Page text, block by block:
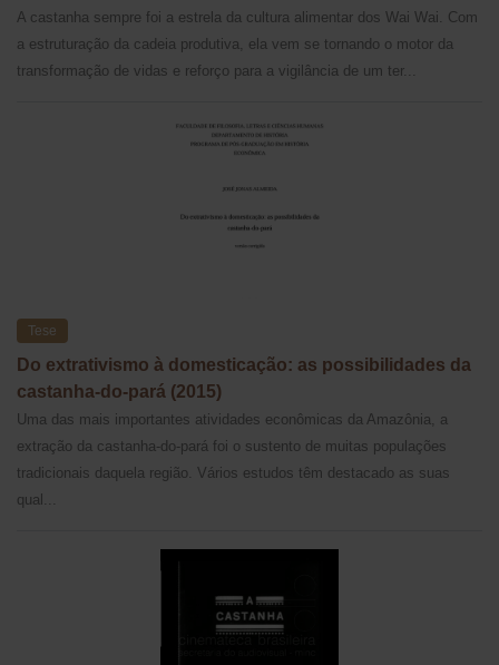
A castanha sempre foi a estrela da cultura alimentar dos Wai Wai. Com
a estruturação da cadeia produtiva, ela vem se tornando o motor da
transformação de vidas e reforço para a vigilância de um ter...
Tese
Do extrativismo à domesticação: as possibilidades da
castanha-do-pará (2015)
Uma das mais importantes atividades econômicas da Amazônia, a
extração da castanha-do-pará foi o sustento de muitas populações
tradicionais daquela região. Vários estudos têm destacado as suas
qual...